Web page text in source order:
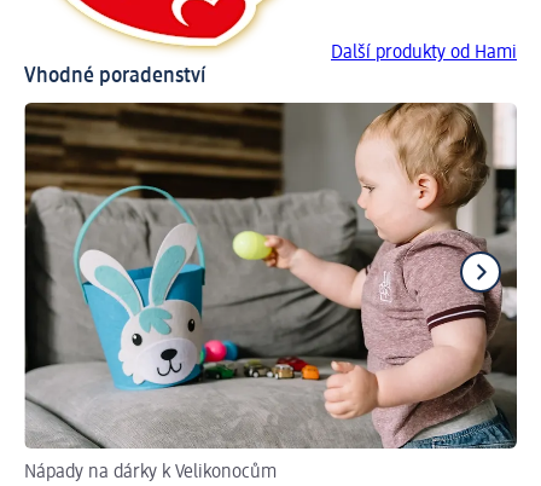
Další produkty od Hami
Vhodné poradenství
Nápady na dárky k Velikonocům